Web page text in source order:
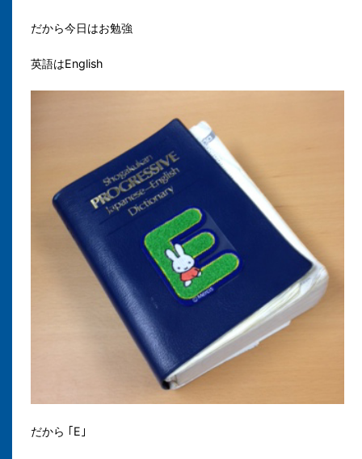
だから今日はお勉強
英語はEnglish
だから ｢E｣